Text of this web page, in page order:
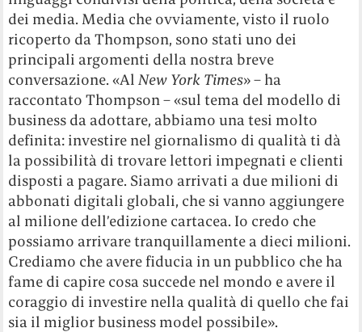
dei media. Media che ovviamente, visto il ruolo
ricoperto da Thompson, sono stati uno dei
principali argomenti della nostra breve
conversazione. «Al New York Times» – ha
raccontato Thompson – «sul tema del modello di
business da adottare, abbiamo una tesi molto
definita: investire nel giornalismo di qualità ti dà
la possibilità di trovare lettori impegnati e clienti
disposti a pagare. Siamo arrivati a due milioni di
abbonati digitali globali, che si vanno aggiungere
al milione dell’edizione cartacea. Io credo che
possiamo arrivare tranquillamente a dieci milioni.
Crediamo che avere fiducia in un pubblico che ha
fame di capire cosa succede nel mondo e avere il
coraggio di investire nella qualità di quello che fai
sia il miglior business model possibile».